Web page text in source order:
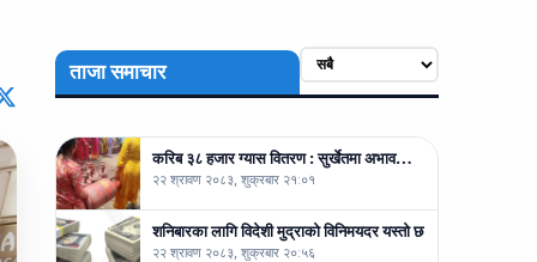
ताजा समाचार
करिब ३८ हजार ग्यास वितरण : सुर्खेतमा अभाव…
२२ श्रावण २०८३, शुक्रबार २१:०१
शनिबारका लागि विदेशी मुद्राको विनिमयदर यस्तो छ
२२ श्रावण २०८३, शुक्रबार २०:५६